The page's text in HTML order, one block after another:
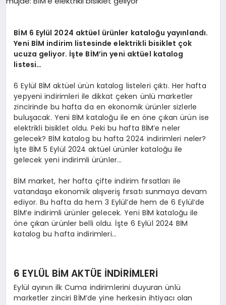
SAĞLIK
SPOR
YAŞAM
DIĞER
BİM 6 Eylül 2024 aktüel ürünler kataloğu yayınlandı.
Yeni BİM indirim listesinde elektrikli bisiklet çok
ucuza geliyor. İşte BİM’in yeni aktüel katalog
listesi…
6 Eylül BİM aktüel ürün katalog listeleri çıktı. Her hafta
yepyeni indirimleri ile dikkat çeken ünlü marketler
zincirinde bu hafta da en ekonomik ürünler sizlerle
buluşacak. Yeni BİM kataloğu ile en öne çıkan ürün ise
elektrikli bisiklet oldu. Peki bu hafta BİM’e neler
gelecek? BİM katalog bu hafta 2024 indirimleri neler?
İşte BİM 5 Eylül 2024 aktüel ürünler kataloğu ile
gelecek yeni indirimli ürünler…
BİM market, her hafta çifte indirim fırsatları ile
vatandaşa ekonomik alışveriş fırsatı sunmaya devam
ediyor. Bu hafta da hem 3 Eylül’de hem de 6 Eylül’de
BİM’e indirimli ürünler gelecek. Yeni BİM kataloğu ile
öne çıkan ürünler belli oldu. İşte 6 Eylül 2024 BİM
katalog bu hafta indirimleri…
6 EYLÜL BİM AKTÜE İNDİRİMLERİ
Eylül ayının ilk Cuma indirimlerini duyuran ünlü
marketler zinciri BİM’de yine herkesin ihtiyacı olan